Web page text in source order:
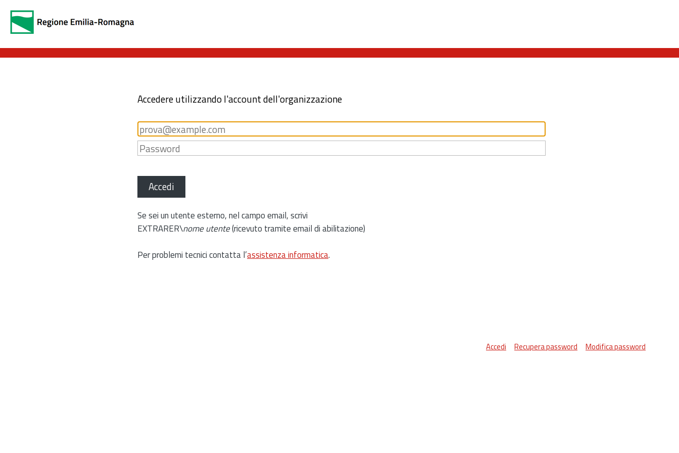
Accedere utilizzando l'account dell'organizzazione
Accedi
Se sei un utente esterno, nel campo email, scrivi
EXTRARER\nome utente(ricevuto tramite email di abilitazione)
Per problemi tecnici contatta l’assistenza informatica.
Accedi Recupera password Modifica password